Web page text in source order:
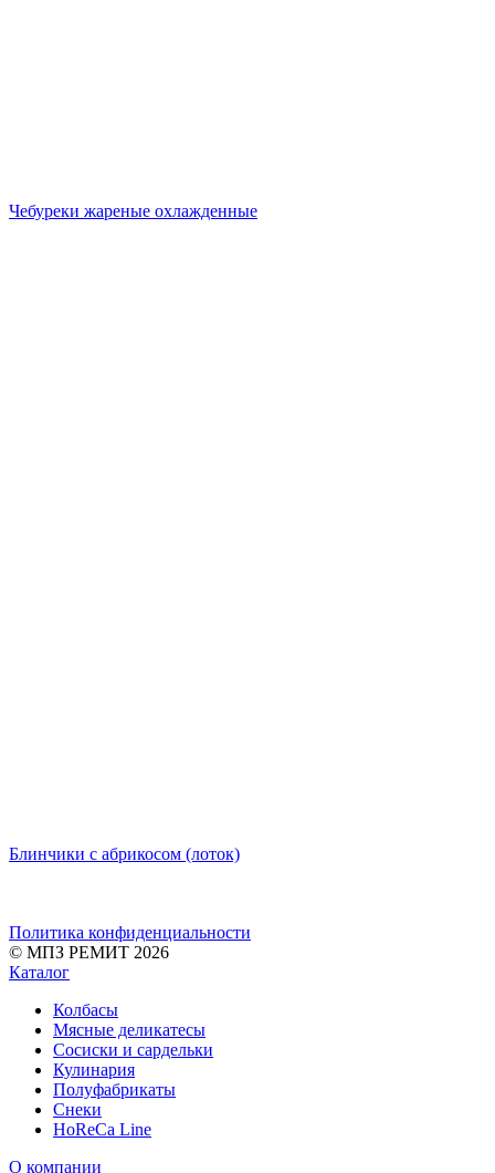
Чебуреки жареные охлажденные
Блинчики с абрикосом (лоток)
Политика конфиденциальности
© МПЗ РЕМИТ 2026
Каталог
Колбасы
Мясные деликатесы
Сосиски и сардельки
Кулинария
Полуфабрикаты
Снеки
HoReCa Line
О компании